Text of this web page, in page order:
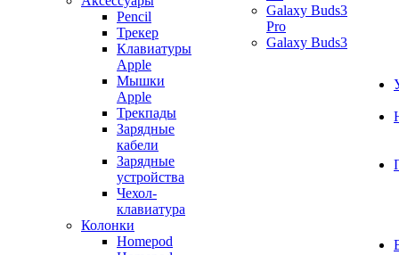
Pencil
Трекер
Клавиатуры
Apple
Мышки
Apple
Трекпады
Зарядные
кабели
Зарядные
устройства
Чехол-
клавиатура
Колонки
Homepod
Galaxy Buds3
Pro
Galaxy Buds3